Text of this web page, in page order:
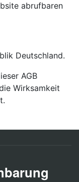
abrufbaren
Deutschland.
AGB
Wirksamkeit